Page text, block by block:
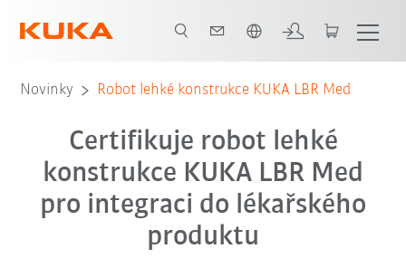
Novinky Robot lehké konstrukce KUKA LBR Med
Certifikuje robot lehké
konstrukce KUKA LBR Med
pro integraci do lékařského
produktu